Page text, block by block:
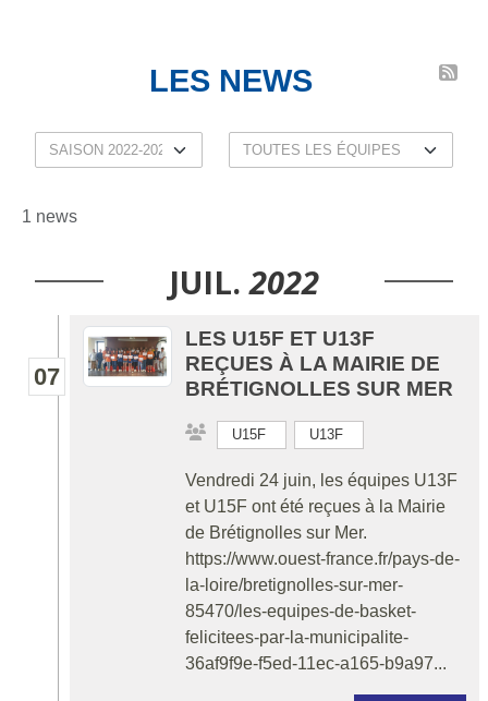
LES NEWS
1 news
JUIL. 2022
07
LES U15F ET U13F
REÇUES À LA MAIRIE DE
BRÉTIGNOLLES SUR MER
U15F U13F
Vendredi 24 juin, les équipes U13F
et U15F ont été reçues à la Mairie
de Brétignolles sur Mer.
https://www.ouest-france.fr/pays-de-
la-loire/bretignolles-sur-mer-
85470/les-equipes-de-basket-
felicitees-par-la-municipalite-
36af9f9e-f5ed-11ec-a165-b9a97...